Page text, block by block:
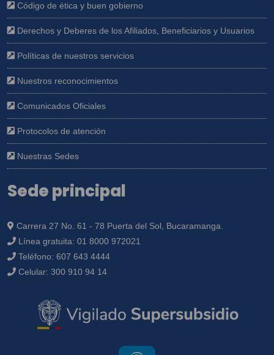
Código de ética y buen gobierno
Derechos y Deberes de los Afiliados, Beneficiarios y Usuarios
Políticas de nuestros servicios
Nuestros reconocimientos
Comunicados Oficiales
Protocolos de atención
Nuestras Sedes
Sede principal
Carrera 27 No. 61 - 78 Puerta del Sol, Bucaramanga.
Línea gratuita: 01 8000 972021
Teléfono: 607 643 4444
Celular: 300 910 94 14